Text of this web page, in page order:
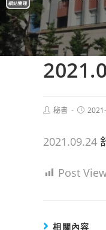
Post秘書
Post
2021.09.24
Post
相關內容